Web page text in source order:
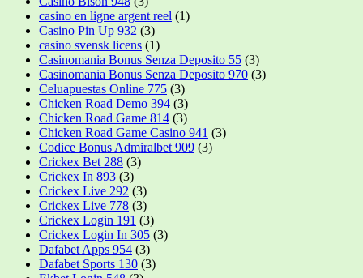
casino en ligne argent reel (1)
Casino Pin Up 932 (3)
casino svensk licens (1)
Casinomania Bonus Senza Deposito 55 (3)
Casinomania Bonus Senza Deposito 970 (3)
Celuapuestas Online 775 (3)
Chicken Road Demo 394 (3)
Chicken Road Game 814 (3)
Chicken Road Game Casino 941 (3)
Codice Bonus Admiralbet 909 (3)
Crickex Bet 288 (3)
Crickex In 893 (3)
Crickex Live 292 (3)
Crickex Live 778 (3)
Crickex Login 191 (3)
Crickex Login In 305 (3)
Dafabet Apps 954 (3)
Dafabet Sports 130 (3)